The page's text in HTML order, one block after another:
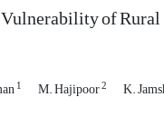
of
1 M. Hajipoor2 K.